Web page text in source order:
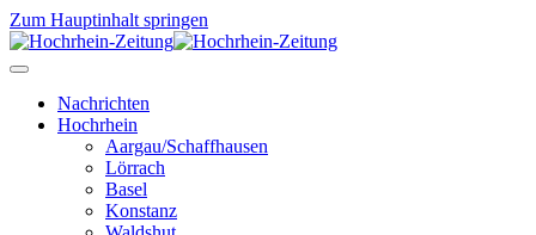
Zum Hauptinhalt springen
Nachrichten
Hochrhein
Aargau/Schaffhausen
Lörrach
Basel
Konstanz